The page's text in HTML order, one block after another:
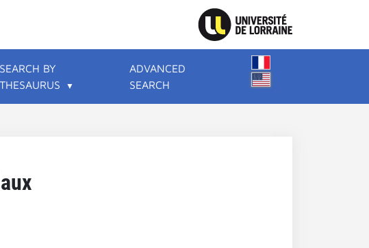
SEARCH BY
THESAURUS
ADVANCED
SEARCH